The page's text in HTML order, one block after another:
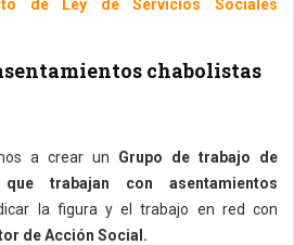
de Ley de Servicios Sociales
chabolistas
a crear un Grupo de trabajo de
trabajan con asentamientos
la figura y el trabajo en red con
de Acción Social.